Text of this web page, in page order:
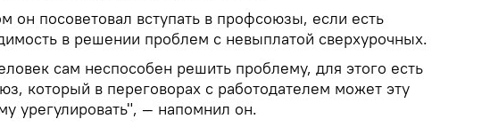
он посоветовал вступать в профсоюзы, если есть
в решении проблем с невыплатой сверхурочных.
сам неспособен решить проблему, для этого есть
который в переговорах с работодателем может эту
урегулировать", — напомнил он.